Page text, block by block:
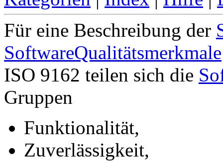
Für eine Beschreibung der
SoftwareQualitätsmerkmale
ISO 9162 teilen sich die
Gruppen
Funktionalität,
Zuverlässigkeit,